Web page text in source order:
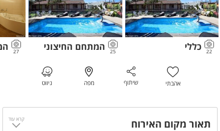
22 כללי 25 המתחם החיצוני 27
אהבתי שיתוף מפה ניווט
תאור מקום האירוח קרא עוד